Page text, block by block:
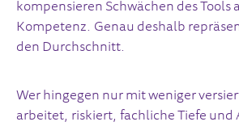
kompensieren Schwächen des Tools
Kompetenz. Genau deshalb
den Durchschnitt.
Wer hingegen nur mit weniger
arbeitet, riskiert, fachliche Tiefe und